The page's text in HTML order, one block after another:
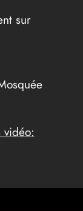
sur
vidéo: